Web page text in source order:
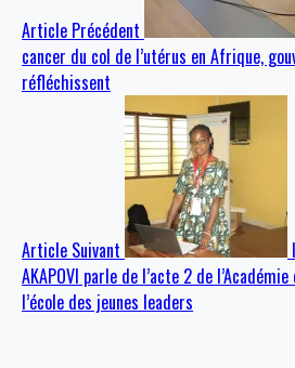
Article Précédent
cancer du col de l’utérus en Afrique,
réfléchissent
Article Suivant
AKAPOVI parle de l’acte 2 de
l’école des jeunes leaders